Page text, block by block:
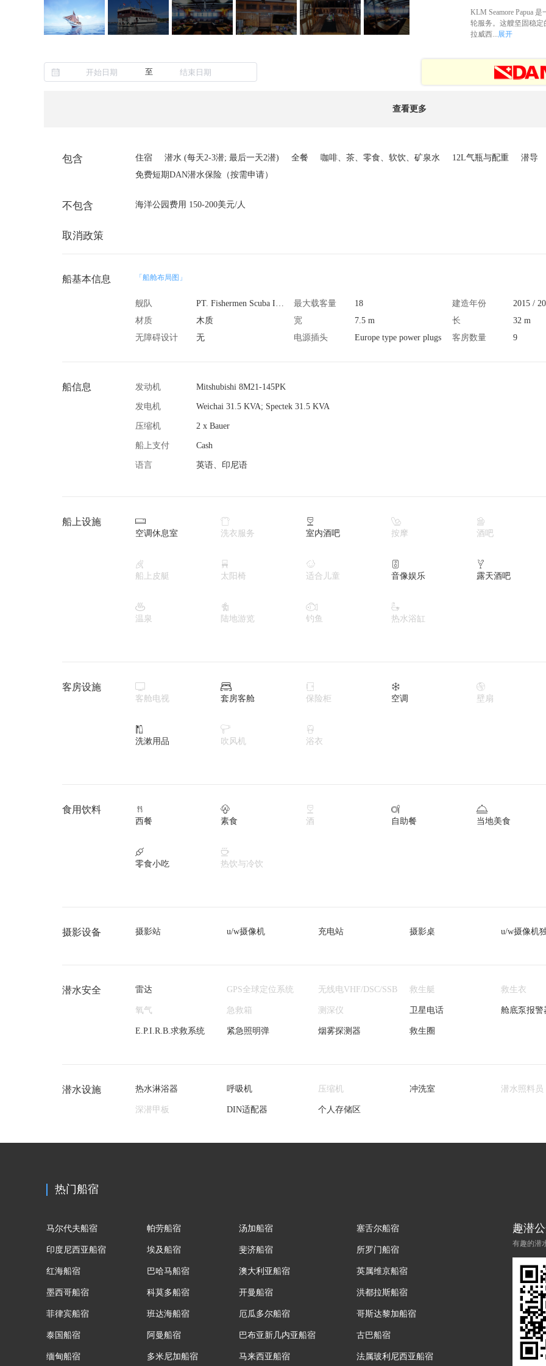
KLM Seamore Papua
轮服务。这艘坚固稳
拉威西...展开
至
查看更多
包含 住宿 潜水 (每天2-3潜; 最后一天2潜) 全餐 咖啡、茶、零食、软饮、矿泉水 12L气瓶与配重 潜导
免费短期DAN潜水保险（按需申请）
不包含 海洋公园费用 150-200美元/人
取消政策
船基本信息 「船舱布局图」
舰队 PT. Fishermen Scuba Indo 最大载客量 18 建造年份
2015 /
材质
木质 宽 7.5 m 长
32 m
无障碍设计
无 电源插头 Europe type power plugs 客房数量 9
船信息 发动机 Mitshubishi 8M21-145PK
发电机 Weichai 31.5 KVA; Spectek 31.5 KVA
压缩机 2 x Bauer
船上支付 Cash
语言 英语、印尼语
船上设施 
空调休息室

洗衣服务

室内酒吧

按摩

酒吧

船上皮艇

太阳椅

适合儿童

音像娱乐

露天酒吧

温泉

陆地游览

钓鱼

热水浴缸
客房设施 
客舱电视

套房客舱

保险柜

空调

壁扇

洗漱用品

吹风机

浴衣
食用饮料 
西餐

素食

酒

自助餐

当地美食

零食小吃

热饮与冷饮
摄影设备 摄影站 u/w摄像机 充电站 摄影桌 u/w摄像机
潜水安全 雷达 GPS全球定位系统 无线电VHF/DSC/SSB 救生艇 救生衣
氧气 急救箱 测深仪 卫星电话 舱底泵报警
E.P.I.R.B.求救系统 紧急照明弹 烟雾探测器 救生圈
潜水设施 热水淋浴器 呼吸机 压缩机 冲洗室 潜水照料员
深潜甲板 DIN适配器 个人存储区
热门船宿
马尔代夫船宿
印度尼西亚船宿
红海船宿
墨西哥船宿
菲律宾船宿
泰国船宿
缅甸船宿
帕劳船宿
埃及船宿
巴哈马船宿
科莫多船宿
班达海船宿
阿曼船宿
多米尼加船宿
汤加船宿
斐济船宿
澳大利亚船宿
开曼船宿
厄瓜多尔船宿
巴布亚新几内亚船宿
马来西亚船宿
塞舌尔船宿
所罗门船宿
英属维京船宿
洪都拉斯船宿
哥斯达黎加船宿
古巴船宿
法属玻利尼西亚船宿
趣潜
有趣的潜